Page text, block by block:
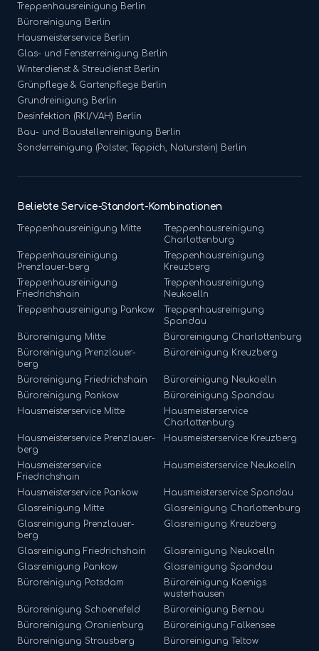
Treppenhausreinigung Berlin
Büroreinigung Berlin
Hausmeisterservice Berlin
Glas- und Fensterreinigung Berlin
Winterdienst & Streudienst Berlin
Grünpflege & Gartenpflege Berlin
Grundreinigung Berlin
Desinfektion (RKI/VAH) Berlin
Bau- und Baustellenreinigung Berlin
Sonderreinigung (Polster, Teppich, Naturstein) Berlin
Beliebte Service-Standort-Kombinationen
Treppenhausreinigung Mitte
Treppenhausreinigung
Charlottenburg
Treppenhausreinigung
Prenzlauer-berg
Treppenhausreinigung
Kreuzberg
Treppenhausreinigung
Friedrichshain
Treppenhausreinigung
Neukoelln
Treppenhausreinigung Pankow
Treppenhausreinigung
Spandau
Büroreinigung Mitte Büroreinigung Charlottenburg
Büroreinigung Prenzlauer-
berg
Büroreinigung Kreuzberg
Büroreinigung Friedrichshain Büroreinigung Neukoelln
Büroreinigung Pankow Büroreinigung Spandau
Hausmeisterservice Mitte
Hausmeisterservice
Charlottenburg
Hausmeisterservice Prenzlauer-
berg
Hausmeisterservice Kreuzberg
Hausmeisterservice
Friedrichshain
Hausmeisterservice Neukoelln
Hausmeisterservice Pankow Hausmeisterservice Spandau
Glasreinigung Mitte Glasreinigung Charlottenburg
Glasreinigung Prenzlauer-
berg
Glasreinigung Kreuzberg
Glasreinigung Friedrichshain Glasreinigung Neukoelln
Glasreinigung Pankow Glasreinigung Spandau
Büroreinigung Potsdam Büroreinigung Koenigs
wusterhausen
Büroreinigung Schoenefeld Büroreinigung Bernau
Büroreinigung Oranienburg Büroreinigung Falkensee
Büroreinigung Strausberg Büroreinigung Teltow